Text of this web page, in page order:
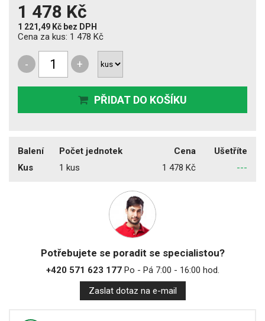
1 478 Kč
1 221,49 Kč bez DPH
Cena za kus: 1 478 Kč
- +
PŘIDAT DO KOŠÍKU
Balení Počet jednotek Cena
Ušetříte
Kus
1 kus 1 478 Kč ---
Potřebujete se poradit se specialistou?
+420 571 623 177Po - Pá 7:00 - 16:00 hod.
Zaslat dotaz na e-mail